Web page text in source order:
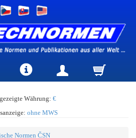
Währung: €
ohne MWS
Normen ČSN